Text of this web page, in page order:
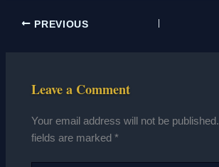
PREVIOUS
Leave a Comment
Your email address will not be published.
fields are marked*